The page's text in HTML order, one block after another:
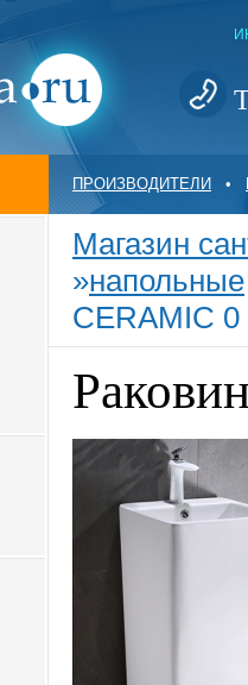
ПРОИЗВОДИТЕЛИ •
Магазин
»напольные
CERAMIC 0